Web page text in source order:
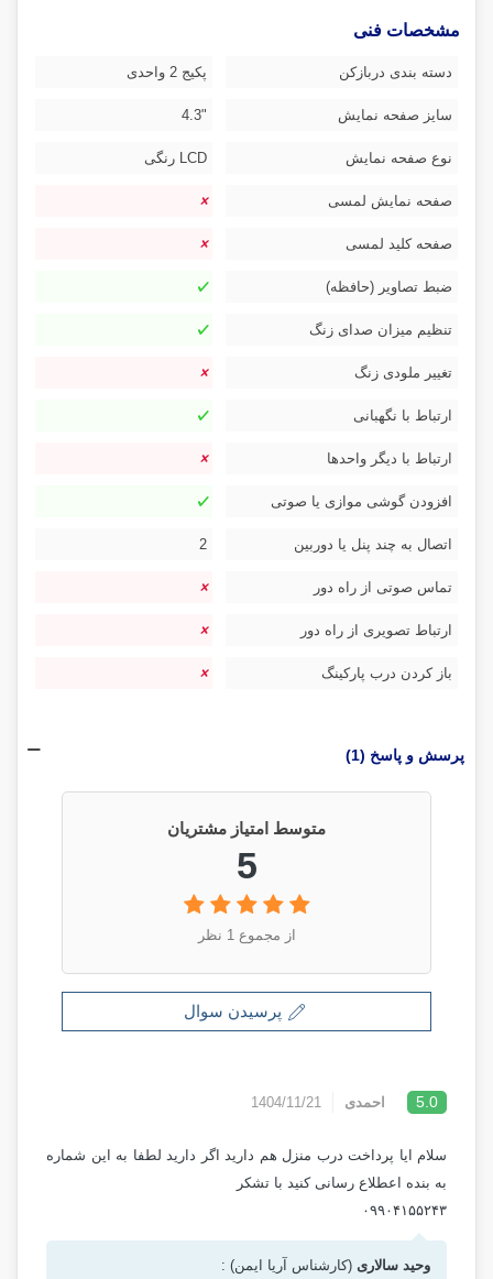
مشخصات فنی
دسته بندی دربازکن پکیج 2 واحدی
سایز صفحه نمایش "4.3
نوع صفحه نمایش LCD رنگی
صفحه نمایش لمسی
صفحه کلید لمسی
ضبط تصاویر (حافظه)
تنظیم میزان صدای زنگ
تغییر ملودی زنگ
ارتباط با نگهبانی
ارتباط با دیگر واحدها
افزودن گوشی موازی یا صوتی
اتصال به چند پنل یا دوربین 2
تماس صوتی از راه دور
ارتباط تصویری از راه دور
باز کردن درب پارکینگ
پرسش و پاسخ (1)
متوسط امتیاز مشتریان
5
از مجموع 1 نظر
پرسیدن سوال
5.0 احمدی 1404/11/21
سلام ایا پرداخت درب منزل هم دارید اگر دارید لطفا به این شماره
به بنده اعطلاع رسانی کنید با تشکر
۰۹۹۰۴۱۵۵۲۴۳
وحید سالاری (کارشناس آریا ایمن) :